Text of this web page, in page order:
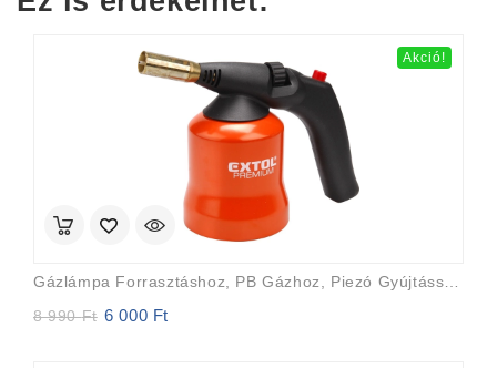
40
38
Akció!
Gázlámpa Forrasztáshoz, PB Gázhoz, Piezó Gyújtásssal, Max. 1200°C, Fém Gázpalack Tartó
8 990Ft Original
6 000 Ft